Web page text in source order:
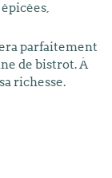
parfaitement
de bistrot. À
richesse.